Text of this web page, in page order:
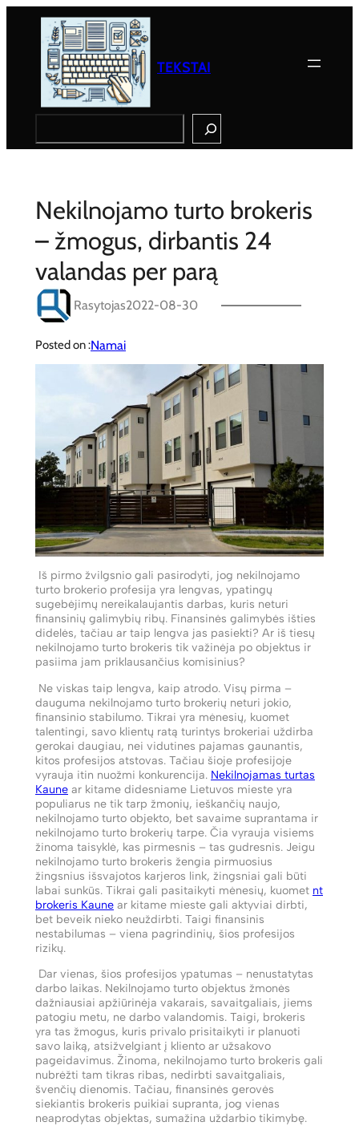
TEKSTAI
Nekilnojamo turto brokeris
– žmogus, dirbantis 24
valandas per parą
Rasytojas2022-08-30
Posted on :Namai
Iš pirmo žvilgsnio gali pasirodyti, jog nekilnojamo
turto brokerio profesija yra lengvas, ypatingų
sugebėjimų nereikalaujantis darbas, kuris neturi
finansinių galimybių ribų. Finansinės galimybės išties
didelės, tačiau ar taip lengva jas pasiekti? Ar iš tiesų
nekilnojamo turto brokeris tik važinėja po objektus ir
pasiima jam priklausančius komisinius?
Ne viskas taip lengva, kaip atrodo. Visų pirma –
dauguma nekilnojamo turto brokerių neturi jokio,
finansinio stabilumo. Tikrai yra mėnesių, kuomet
talentingi, savo klientų ratą turintys brokeriai uždirba
gerokai daugiau, nei vidutines pajamas gaunantis,
kitos profesijos atstovas. Tačiau šioje profesijoje
vyrauja itin nuožmi konkurencija. Nekilnojamas turtas
Kaune ar kitame didesniame Lietuvos mieste yra
populiarus ne tik tarp žmonių, ieškančių naujo,
nekilnojamo turto objekto, bet savaime suprantama ir
nekilnojamo turto brokerių tarpe. Čia vyrauja visiems
žinoma taisyklė, kas pirmesnis – tas gudresnis. Jeigu
nekilnojamo turto brokeris žengia pirmuosius
žingsnius išsvajotos karjeros link, žingsniai gali būti
labai sunkūs. Tikrai gali pasitaikyti mėnesių, kuomet nt
brokeris Kaune ar kitame mieste gali aktyviai dirbti,
bet beveik nieko neuždirbti. Taigi finansinis
nestabilumas – viena pagrindinių, šios profesijos
rizikų.
Dar vienas, šios profesijos ypatumas – nenustatytas
darbo laikas. Nekilnojamo turto objektus žmonės
dažniausiai apžiūrinėja vakarais, savaitgaliais, jiems
patogiu metu, ne darbo valandomis. Taigi, brokeris
yra tas žmogus, kuris privalo prisitaikyti ir planuoti
savo laiką, atsižvelgiant į kliento ar užsakovo
pageidavimus. Žinoma, nekilnojamo turto brokeris gali
nubrėžti tam tikras ribas, nedirbti savaitgaliais,
švenčių dienomis. Tačiau, finansinės gerovės
siekiantis brokeris puikiai supranta, jog vienas
neaprodytas objektas, sumažina uždarbio tikimybę.